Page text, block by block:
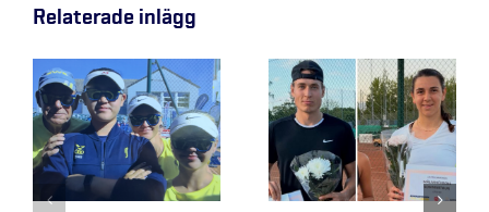
Relaterade inlägg